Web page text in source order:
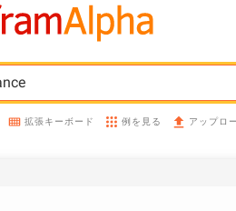
拡張キーボード 例を見る アップロ